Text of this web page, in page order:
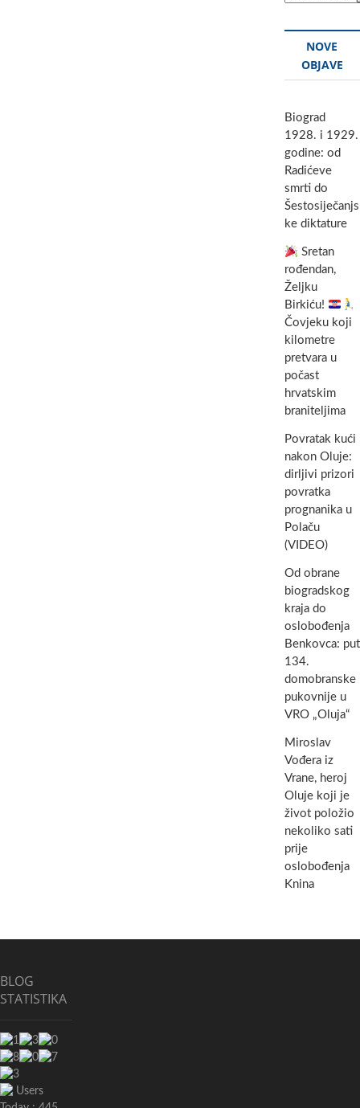
NOVE
OBJAVE
Biograd
1928. i 1929.
godine: od
Radićeve
smrti do
Šestosiječanjs
ke diktature
Sretan
rođendan,
Željku
Birkiću!
Čovjeku koji
kilometre
pretvara u
počast
hrvatskim
braniteljima
Povratak kući
nakon Oluje:
dirljivi prizori
povratka
prognanika u
Polaču
(VIDEO)
Od obrane
biogradskog
kraja do
oslobođenja
Benkovca: put
134.
domobranske
pukovnije u
VRO „Oluja“
Miroslav
Vođera iz
Vrane, heroj
Oluje koji je
život položio
nekoliko sati
prije
oslobođenja
Knina
BLOG
STATISTIKA
Users